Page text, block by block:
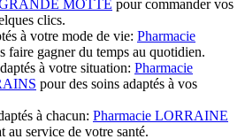
MOTTE pour commander vos
clics.
à votre mode de vie: Pharmacie
faire gagner du temps au quotidien.
à votre situation: Pharmacie
pour des soins adaptés à vos
à chacun: Pharmacie LORRAINE
au service de votre santé.